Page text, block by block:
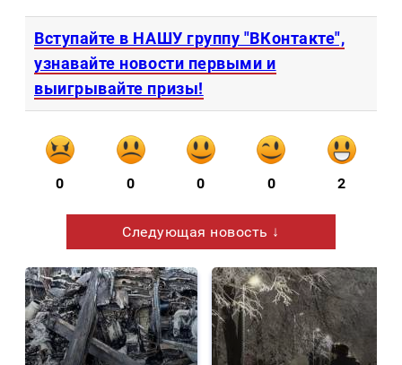
Вступайте в НАШУ группу "ВКонтакте",
узнавайте новости первыми и
выигрывайте призы!
0 0 0 0 2
Следующая новость ↓